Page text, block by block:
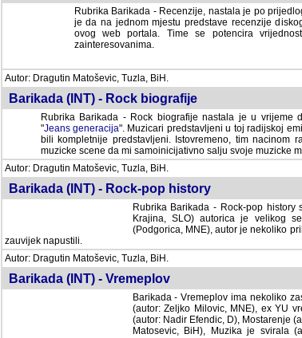
Rubrika Barikada - Recenzije, nastala je po
je da na jednom mjestu predstave recenzije
ovog web portala. Time se potencira
zainteresovanima.
Autor: Dragutin Matoševic, Tuzla, BiH.
Barikada (INT) - Rock biografije
Rubrika Barikada - Rock biografije nastala je u vrijeme
"Jeans generacija". Muzicari predstavljeni u toj radijskoj
bili kompletnije predstavljeni. Istovremeno, tim nacinom
muzicke scene da mi samoinicijativno salju svoje muzicke
Autor: Dragutin Matoševic, Tuzla, BiH.
Barikada (INT) - Rock-pop history
Rubrika Barikada - Rock-pop
Krajina, SLO) autorica je velikog
(Podgorica, MNE), autor je nekoliko
zauvijek napustili.
Autor: Dragutin Matoševic, Tuzla, BiH.
Barikada (INT) - Vremeplov
Barikada - Vremeplov ima nekoliko
(autor: Zeljko Milovic, MNE), ex YU
(autor: Nadir Efendic, D), Mostarenje
Matosevic, BiH), Muzika je svirala